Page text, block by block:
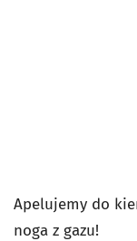
Apelujemy do
noga z gazu!